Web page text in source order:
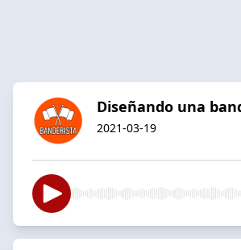
Diseñando una
2021-03-19